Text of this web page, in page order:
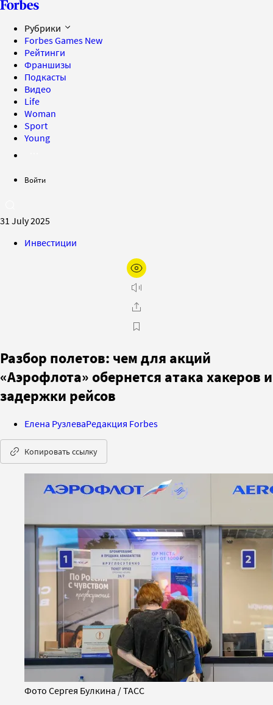
Рубрики
Forbes Games New
Рейтинги
Франшизы
Подкасты
Видео
Life
Woman
Sport
Young
Войти
31 July 2025
Инвестиции
Разбор полетов: чем для акций
«Аэрофлота» обернется атака хакеров и
задержки рейсов
Елена РузлеваРедакция Forbes
Копировать ссылку
Фото Сергея Булкина / ТАСС